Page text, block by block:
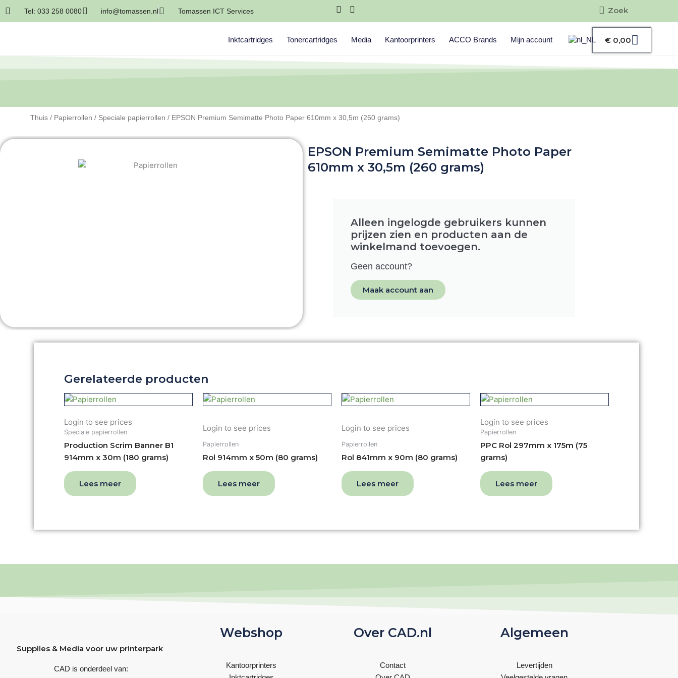
Tel: 033 258 0080 info@tomassen.nl Tomassen ICT Services Zoeken
Zoeken
Inktcartridges Tonercartridges Media Kantoorprinters ACCO Brands Mijn account € 0,00
Thuis / Papierrollen / Speciale papierrollen / EPSON Premium Semimatte Photo Paper 610mm x 30,5m (260 grams)
EPSON Premium Semimatte Photo Paper
610mm x 30,5m (260 grams)
Alleen ingelogde gebruikers kunnen
prijzen zien en producten aan de
winkelmand toevoegen.
Geen account?
Maak account aan
Gerelateerde producten
Login to see prices
Speciale papierrollen
Production Scrim Banner B1
914mm x 30m (180 grams)
Lees meer
Login to see prices
Papierrollen
Rol 914mm x 50m (80 grams)
Lees meer
Login to see prices
Papierrollen
Rol 841mm x 90m (80 grams)
Lees meer
Login to see prices
Papierrollen
PPC Rol 297mm x 175m (75
grams)
Lees meer
Supplies & Media voor uw printerpark
CAD is onderdeel van:
Webshop
Kantoorprinters
Over CAD.nl
Contact
Algemeen
Levertijden